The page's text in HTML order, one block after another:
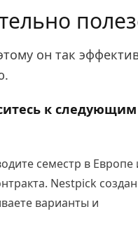
он так
к следующим
семестр в Европе
Nestpick создан
варианты и